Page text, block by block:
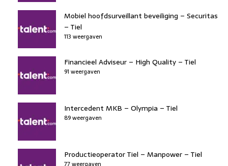
Mobiel hoofdsurveillant beveiliging – Securitas
– Tiel
113 weergaven
Financieel Adviseur – High Quality – Tiel
91 weergaven
Intercedent MKB – Olympia – Tiel
89 weergaven
Productieoperator Tiel – Manpower – Tiel
77 weergaven